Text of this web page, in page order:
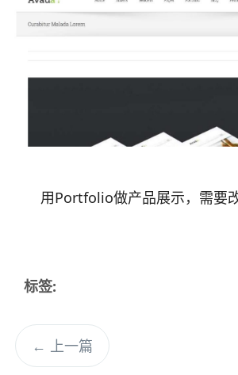
用Portfolio做产品展示，需要改
标签:
← 上一篇